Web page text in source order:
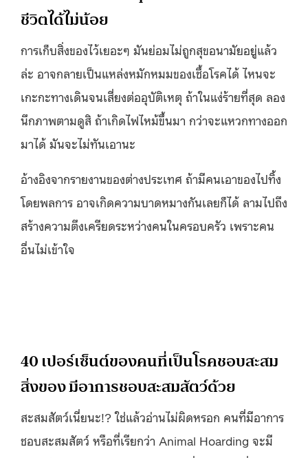
ชีวิตได้ไม่น้อย
การเก็บสิ่งของไว้เยอะๆ มันย่อมไม่ถูกสุขอนามัยอยู่แล้ว
ล่ะ อาจกลายเป็นแหล่งหมักหมมของเชื้อโรคได้ ไหนจะ
เกะกะทางเดินจนเสี่ยงต่ออุบัติเหตุ ถ้าในแง่ร้ายที่สุด ลอง
นึกภาพตามดูสิ ถ้าเกิดไฟไหม้ขึ้นมา กว่าจะแหวกทางออก
มาได้ มันจะไม่ทันเอานะ
อ้างอิงจากรายงานของต่างประเทศ ถ้ามีคนเอาของไปทิ้ง
โดยพลการ อาจเกิดความบาดหมางกันเลยก็ได้ ลามไปถึง
สร้างความตึงเครียดระหว่างคนในครอบครัว เพราะคน
อื่นไม่เข้าใจ
40 เปอร์เซ็นต์ของคนที่เป็นโรคชอบสะสม
สิ่งของ มีอาการชอบสะสมสัตว์ด้วย
สะสมสัตว์เนี่ยนะ!? ใช่แล้วอ่านไม่ผิดหรอก คนที่มีอาการ
ชอบสะสมสัตว์ หรือที่เรียกว่า Animal Hoarding จะมี